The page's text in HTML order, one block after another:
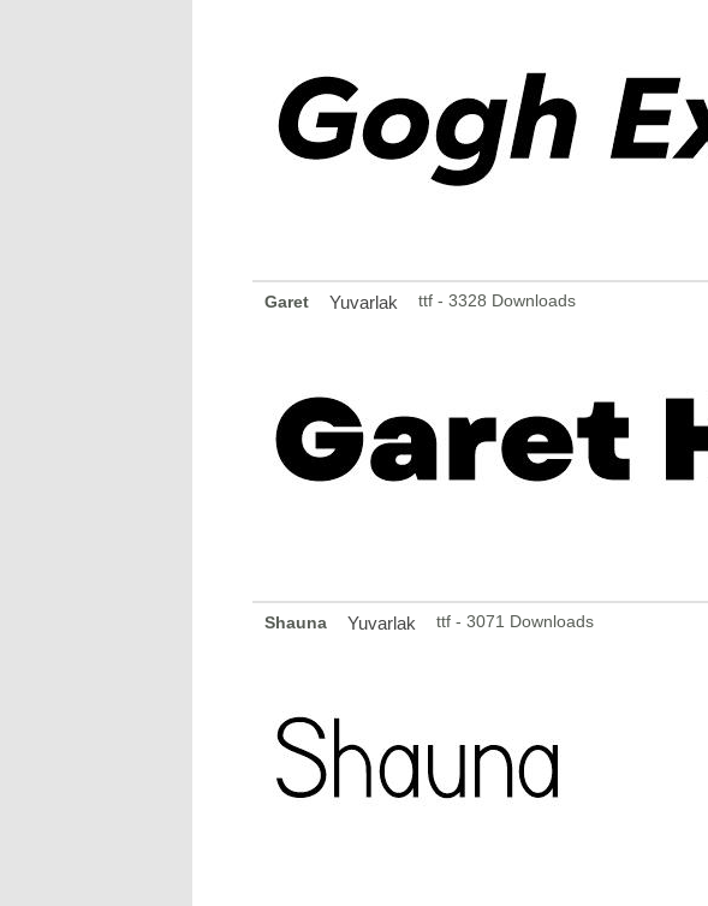
Garet Yuvarlak ttf - 3328 Downloads
Shauna Yuvarlak ttf - 3071 Downloads